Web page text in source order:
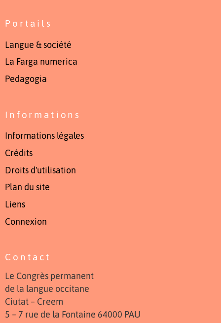
Portails
Langue & société
La Farga numerica
Pedagogia
Informations
Informations légales
Crédits
Droits d'utilisation
Plan du site
Liens
Connexion
Contact
Le Congrès permanent
de la langue occitane
Ciutat – Creem
5 – 7 rue de la Fontaine 64000 PAU